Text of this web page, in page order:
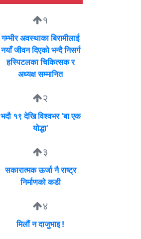
१
गम्भीर अवस्थाका बिरामीलाई
नयाँ जीवन दिएको भन्दै निसर्ग
हस्पिटलका चिकित्सक र
अध्यक्ष सम्मानित
२
भदौ १९ देखि विश्वभर ‘बा एक
योद्धा’
३
सकारात्मक ऊर्जा नै राष्ट्र
निर्माणको कडी
४
मिलौं न दाजुभाइ !